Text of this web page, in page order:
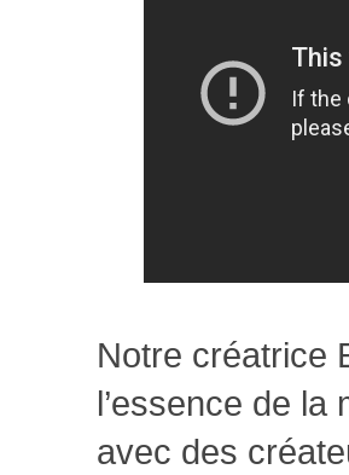
Notre créatrice
l’essence de la
avec des